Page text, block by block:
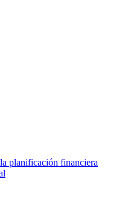
planificación financiera